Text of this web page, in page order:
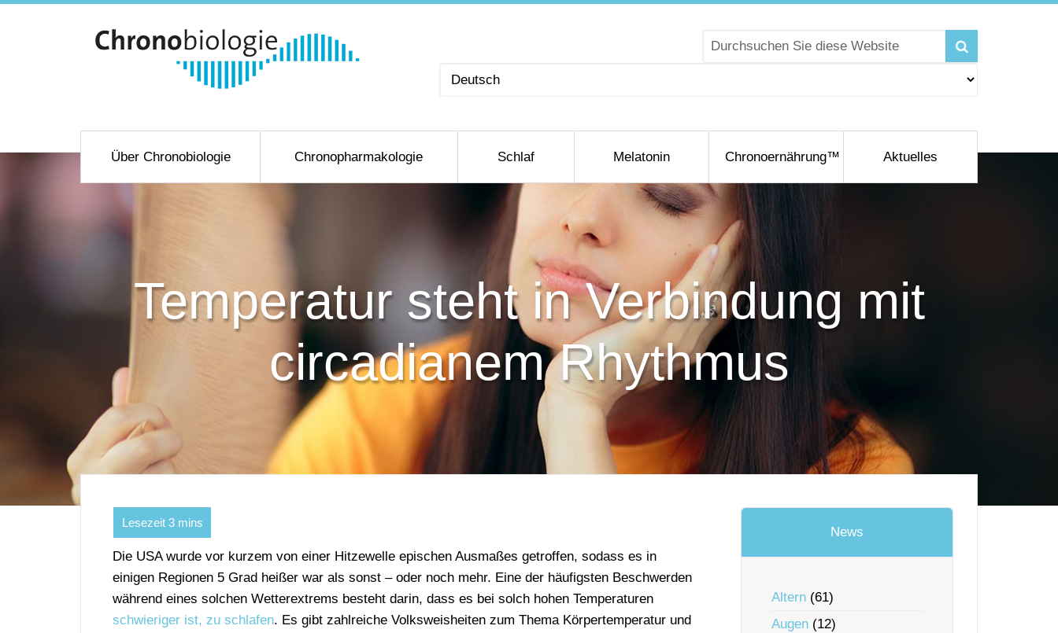
Sprache
Über Chronobiologie Chronopharmakologie Schlaf Melatonin Chronoernährung™ Aktuelles
Temperatur steht in Verbindung mit
circadianem Rhythmus
Die USA wurde vor kurzem von einer Hitzewelle epischen Ausmaßes getroffen, sodass es in
einigen Regionen 5 Grad heißer war als sonst – oder noch mehr. Eine der häufigsten Beschwerden
während eines solchen Wetterextrems besteht darin, dass es bei solch hohen Temperaturen
schwieriger ist, zu schlafen. Es gibt zahlreiche Volksweisheiten zum Thema Körpertemperatur und
News
Altern (61)
Augen (12)